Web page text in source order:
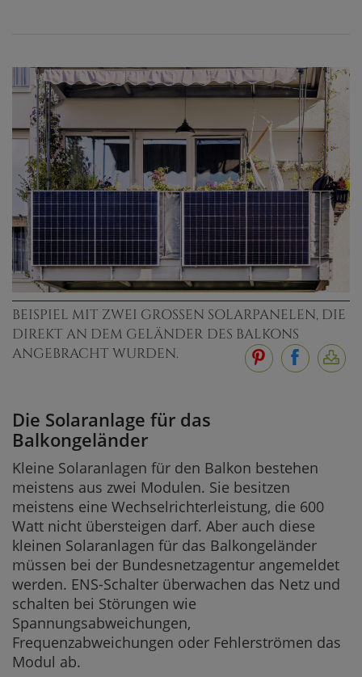
BEISPIEL MIT ZWEI GROSSEN SOLARPANELEN, DIE D
IREKT AN DEM GELÄNDER DES BALKONS A
NGEBRACHT WURDEN.
Die Solaranlage für das
Balkongeländer
Kleine Solaranlagen für den Balkon bestehen
meistens aus zwei Modulen. Sie besitzen
meistens eine Wechselrichterleistung, die 600
Watt nicht übersteigen darf. Aber auch diese
kleinen Solaranlagen für das Balkongeländer
müssen bei der Bundesnetzagentur angemeldet
werden. ENS-Schalter überwachen das Netz und
schalten bei Störungen wie
Spannungsabweichungen,
Frequenzabweichungen oder Fehlerströmen das
Modul ab.